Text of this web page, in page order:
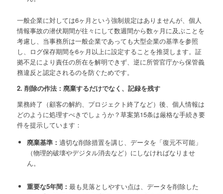
一般企業に対しては6ヶ月という強制規定はありませんが、個人
情報事故の潜伏期間が往々にして数週間から数ヶ月に及ぶことを
考慮し、当事務所は一般企業であっても大型企業の基準を参照
し、ログ保存期間を6ヶ月以上に設定することを推奨します。証
拠不足により責任の所在を解明できず、逆に所管官庁から保管義
務違反と認定されるのを防ぐためです。
2. 削除の作法：廃棄するだけでなく、記録を残す
業務終了（顧客の解約、プロジェクト終了など）後、個人情報は
どのように処理すべきでしょうか？草案第15条は厳格な手続き要
件を提示しています：
廃棄基準： 適切な削除措置を講じ、データを「復元不可能」
（物理的破壊やデジタル消去など）にしなければなりませ
ん。
重要な5年間： 最も見落としやすい点は、データを削除した